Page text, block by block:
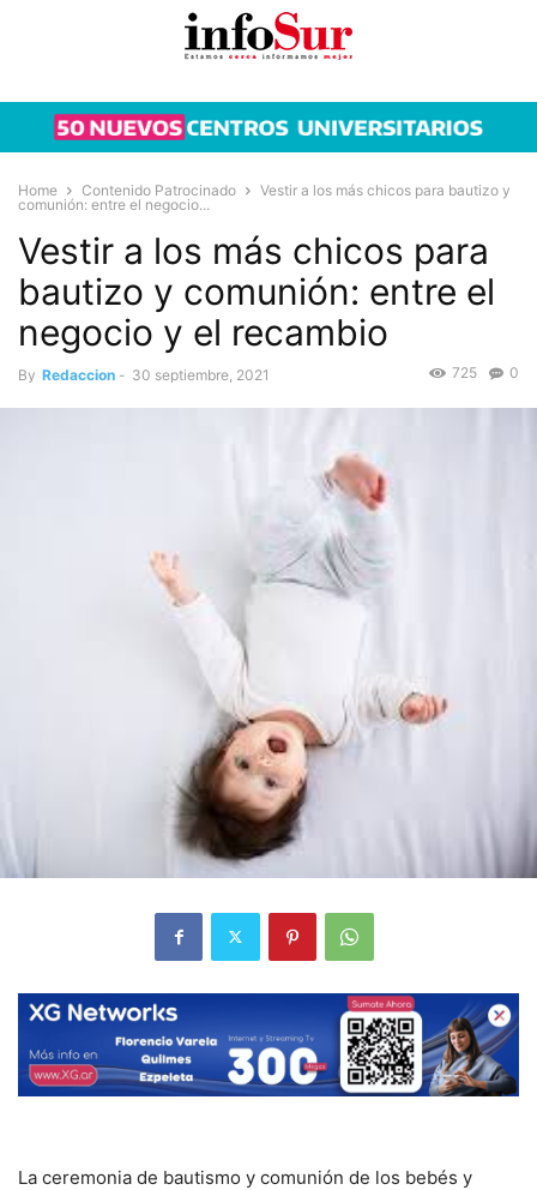
Home Contenido Patrocinado
Vestir a los más chicos para bautizo y
comunión: entre el negocio...
Vestir a los más chicos para
bautizo y comunión: entre el
negocio y el recambio
By Redaccion - 30 septiembre, 2021 0
725
La ceremonia de bautismo y comunión de los bebés y